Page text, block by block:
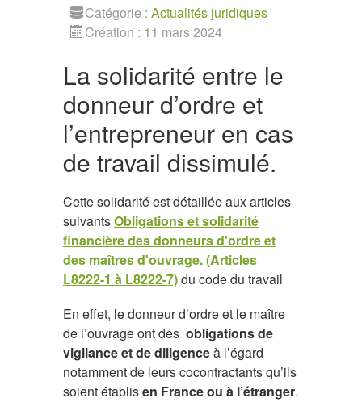
Catégorie : Actualités juridiques
Création : 11 mars 2024
La solidarité entre le
donneur d’ordre et
l’entrepreneur en cas
de travail dissimulé.
Cette solidarité est détaillée aux articles
suivantsObligations et solidarité
financière des donneurs d'ordre et
des maîtres d'ouvrage. (Articles
L8222-1 à L8222-7)du code du travail
En effet, le donneur d’ordre et le maître
de l’ouvrage ont des obligations de
vigilance et de diligenceà l’égard
notamment de leurs cocontractants qu’ils
soient établisen France ou à l’étranger.